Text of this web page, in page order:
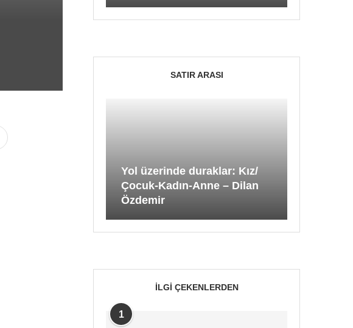
SATIR ARASI
Yol üzerinde duraklar: Kız/
Çocuk-Kadın-Anne – Dilan
Özdemir
İLGI ÇEKENLERDEN
1